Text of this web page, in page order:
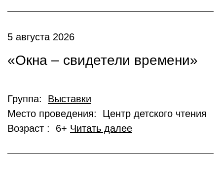
5 августа 2026
«Окна – свидетели времени»
Группа: Выставки
Место проведения: Центр детского чтения
Возраст : 6+ Читать далее